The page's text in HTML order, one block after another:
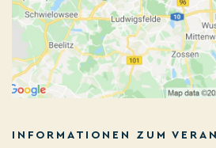
INFORMATIONEN ZUM